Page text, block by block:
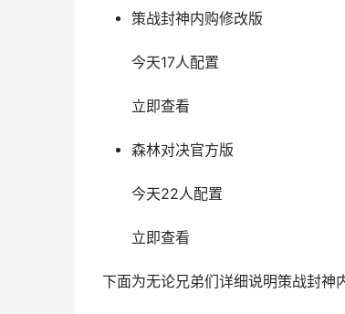
策战封神内购修改版
今天17人配置
立即查看
森林对决官方版
今天22人配置
立即查看
下面为无论兄弟们详细说明策战封神